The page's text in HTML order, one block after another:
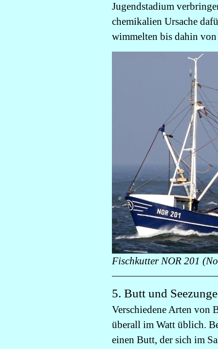
Jugendstadium
chemikalien Ursache
wimmelten bis dahin
Fischkutter NOR 201
5. Butt und Seezunge
Verschiedene Arten von
überall im Watt üblich.
einen Butt, der sich im